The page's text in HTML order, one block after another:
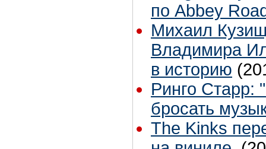
по Abbey
Михаил
Владимира
в историю
Ринго Старр:
бросать
The Kinks